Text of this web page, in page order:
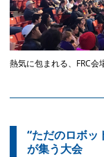
熱気に包まれる、FRC会
“ただのロボッ
が集う大会